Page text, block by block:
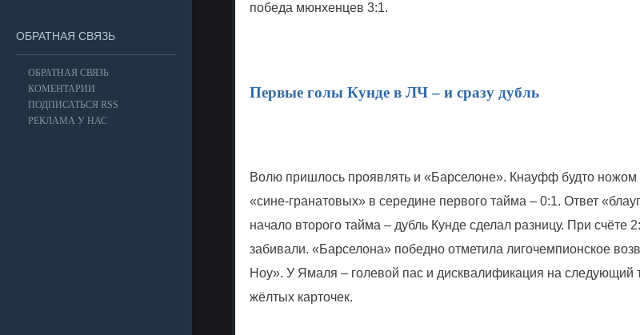
победа мюнхенцев 3:1.
Первые голы Кунде в ЛЧ – и сразу дубль
Волю пришлось проявлять и «Барселоне». Кнауфф будто ножом
«сине-гранатовых» в середине первого тайма – 0:1. Ответ
начало второго тайма – дубль Кунде сделал разницу. При счёте
забивали. «Барселона» победно отметила лигочемпионское
Ноу». У Ямаля – голевой пас и дисквалификация на следующий
жёлтых карточек.
ОБРАТНАЯ СВЯЗЬ
ОБРАТНАЯ СВЯЗЬ
КОМЕНТАРИИ
ПОДПИСАТЬСЯ RSS
РЕКЛАМА У НАС